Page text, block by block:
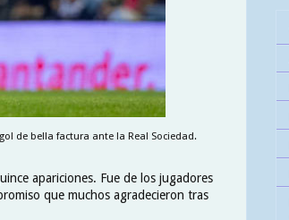
de bella factura ante la Real Sociedad.
apariciones. Fue de los jugadores
que muchos agradecieron tras